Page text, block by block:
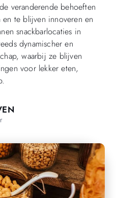
veranderende behoeften
en te blijven innoveren en
snackbarlocaties in
dynamischer en
waarbij ze blijven
voor lekker eten,